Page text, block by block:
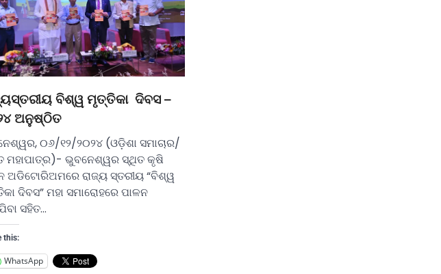
ବିଶ୍ୱ ମୃତ୍ତିକା ଦିବସ –
ଅନୁଷ୍ଠିତ
୦୬/୧୨/୨୦୨୪ (ଓଡ଼ିଶା ସମାଚାର/
ମହାପାତ୍ର)- ଭୁବନେଶ୍ୱର ସ୍ଥିତ କୃଷି
ଅଡିଟୋରିଅମରେ ରାଜ୍ୟ ସ୍ତରୀୟ “ବିଶ୍ୱ
ଦିବସ” ମହା ସମାରୋହରେ ପାଳନ
ସହିତ…
this:
WhatsApp